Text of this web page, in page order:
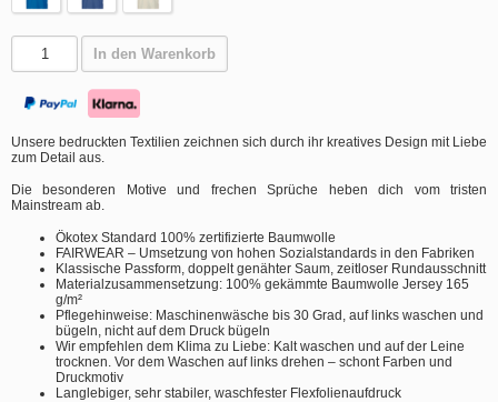
In den Warenkorb
Unsere bedruckten Textilien zeichnen sich durch ihr kreatives Design mit Liebe
zum Detail aus.
Die besonderen Motive und frechen Sprüche heben dich vom tristen
Mainstream ab.
Ökotex Standard 100% zertifizierte Baumwolle
FAIRWEAR – Umsetzung von hohen Sozialstandards in den Fabriken
Klassische Passform, doppelt genähter Saum, zeitloser Rundausschnitt
Materialzusammensetzung: 100% gekämmte Baumwolle Jersey 165
g/m²
Pflegehinweise: Maschinenwäsche bis 30 Grad, auf links waschen und
bügeln, nicht auf dem Druck bügeln
Wir empfehlen dem Klima zu Liebe: Kalt waschen und auf der Leine
trocknen. Vor dem Waschen auf links drehen – schont Farben und
Druckmotiv
Langlebiger, sehr stabiler, waschfester Flexfolienaufdruck